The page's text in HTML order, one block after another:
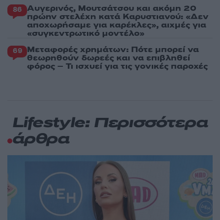
86 Αυγερινός, Μουτσάτσου και ακόμη 20
πρώην στελέχη κατά Καρυστιανού: «Δεν
αποχωρήσαμε για καρέκλες», αιχμές για
«συγκεντρωτικό μοντέλο»
69 Μεταφορές χρημάτων: Πότε μπορεί να
θεωρηθούν δωρεές και να επιβληθεί
φόρος – Τι ισχυεί για τις γονικές παροχές
Lifestyle: Περισσότερα
άρθρα